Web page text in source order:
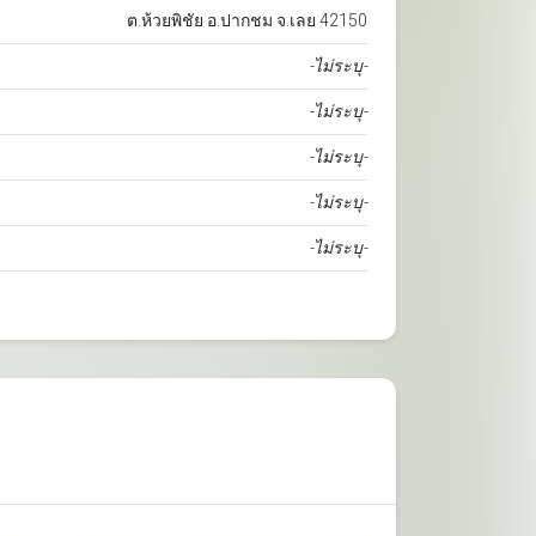
ต.ห้วยพิชัย อ.ปากชม จ.เลย 42150
-ไม่ระบุ-
-ไม่ระบุ-
-ไม่ระบุ-
-ไม่ระบุ-
-ไม่ระบุ-